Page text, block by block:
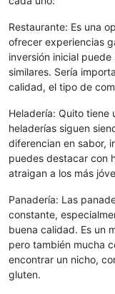
Restaurante: Es una
ofrecer experiencias
inversión inicial
similares. Sería
calidad, el tipo de
Heladería: Quito tiene
heladerías siguen
diferencian en sabor,
puedes destacar con
atraigan a los más
Panadería: Las
constante,
buena calidad. Es un
pero también mucha
encontrar un nicho,
gluten.